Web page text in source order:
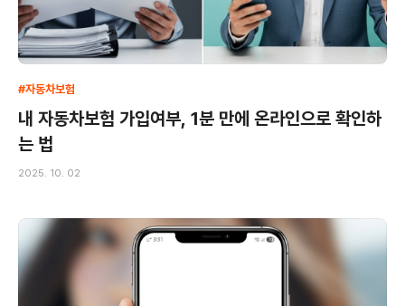
#자동차보험
내 자동차보험 가입여부, 1분 만에 온라인으로 확인하
는 법
2025. 10. 02